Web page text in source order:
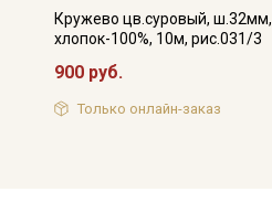
Кружево цв.суровый, ш.32мм,
хлопок-100%, 10м, рис.031/3
900 руб.
Только онлайн-заказ